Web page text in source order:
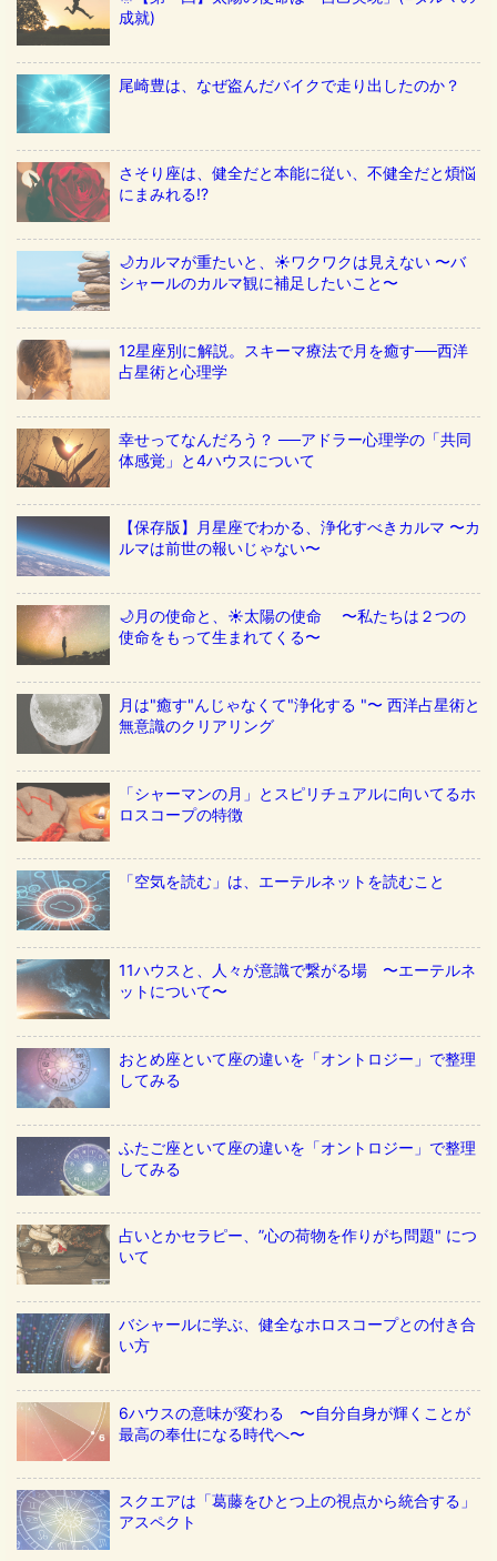
成就)
尾崎豊は、なぜ盗んだバイクで走り出したのか？
さそり座は、健全だと本能に従い、不健全だと煩悩
にまみれる!?
🌙カルマが重たいと、☀️ワクワクは見えない 〜バ
シャールのカルマ観に補足したいこと〜
12星座別に解説。スキーマ療法で月を癒す──西洋
占星術と心理学
幸せってなんだろう？ ──アドラー心理学の「共同
体感覚」と4ハウスについて
【保存版】月星座でわかる、浄化すべきカルマ 〜カ
ルマは前世の報いじゃない〜
🌙月の使命と、☀️太陽の使命 〜私たちは２つの
使命をもって生まれてくる〜
月は"癒す"んじゃなくて"浄化する "〜 西洋占星術と
無意識のクリアリング
「シャーマンの月」とスピリチュアルに向いてるホ
ロスコープの特徴
「空気を読む」は、エーテルネットを読むこと
11ハウスと、人々が意識で繋がる場 〜エーテルネ
ットについて〜
おとめ座といて座の違いを「オントロジー」で整理
してみる
ふたご座といて座の違いを「オントロジー」で整理
してみる
占いとかセラピー、”心の荷物を作りがち問題" につ
いて
バシャールに学ぶ、健全なホロスコープとの付き合
い方
6ハウスの意味が変わる 〜自分自身が輝くことが
最高の奉仕になる時代へ〜
スクエアは「葛藤をひとつ上の視点から統合する」
アスペクト